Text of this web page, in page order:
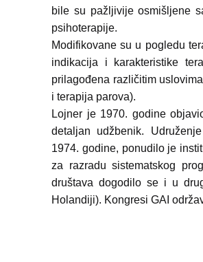
bile su pažljivije osmišljene
psihoterapije.
Modifikovane su u pogledu
indikacija i karakteristike
prilagođena različitim
i terapija parova).
Lojner je 1970. godine
detaljan udžbenik.
1974. godine, ponudilo je
za razradu sistematskog
društava dogodilo se i u
Holandiji). Kongresi GAI